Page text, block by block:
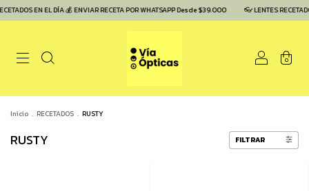
EN EL DÍA 💰 ENVIAR RECETA POR WHATSAPP Desde $39.000 👓 LENTES
0
Inicio . RECETADOS . RUSTY
RUSTY FILTRAR